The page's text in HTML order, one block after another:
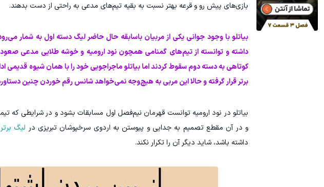
بازی‌های پیش رو و قرعه بهتر نسبت به بقیه تیم‌های مدعی به راحتی از دست بدهند.
بیاتلو با وجود جوانی یکی از مربیان باسابقه حال حاضر لیگ دسته اول به شمار
داشته و توانسته از تیم‌های گمنامی همچون نود ارومیه و خوشه طلایی مدعی
کوتاهی به دسته دوم سقوط کردند اما بیاتلو ماجراجویی خود را با همان شیوه قدیمی
برتر قرار گرفته و حالا این مربی به هیچ‌وجه نمی‌خواهد شانس رقم خوردن چنین
بیاتلو در نود ارومیه توانست قهرمان نیم‌فصل اول مسابقات بشود و در شرایطی که
و در آن مقطع تصمیم به جدایی و پیوستن به اردوی سرخپوشان تبریزی در لیگ برتر
داشته باشد، شاید دیگر آن را تکرار نکند.